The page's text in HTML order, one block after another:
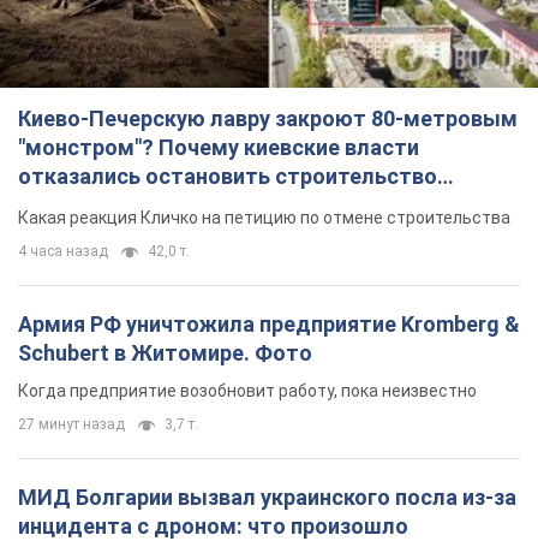
Киево-Печерскую лавру закроют 80-метровым
"монстром"? Почему киевские власти
отказались остановить строительство
небоскреба "московского верующего"
Какая реакция Кличко на петицию по отмене строительства
4 часа назад 42,0 т.
Армия РФ уничтожила предприятие Kromberg &
Schubert в Житомире. Фото
Когда предприятие возобновит работу, пока неизвестно
27 минут назад 3,7 т.
МИД Болгарии вызвал украинского посла из-за
инцидента с дроном: что произошло